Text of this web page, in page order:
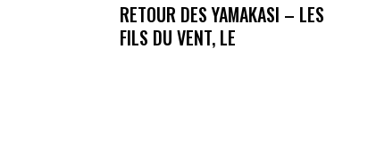
RETOUR DES YAMAKASI – LES
FILS DU VENT, LE